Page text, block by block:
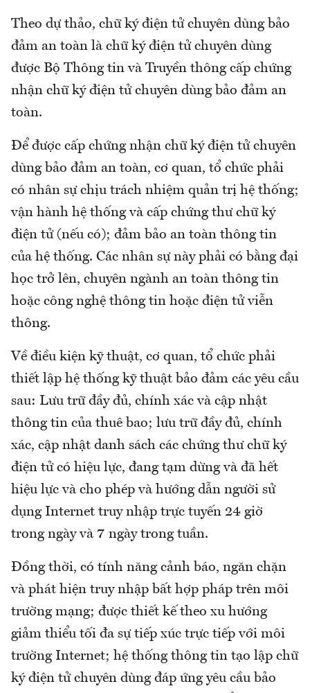
Theo dự thảo, chữ ký điện tử chuyên dùng bảo
đảm an toàn là chữ ký điện tử chuyên dùng
được Bộ Thông tin và Truyền thông cấp chứng
nhận chữ ký điện tử chuyên dùng bảo đảm an
toàn.
Để được cấp chứng nhận chữ ký điện tử chuyên
dùng bảo đảm an toàn, cơ quan, tổ chức phải
có nhân sự chịu trách nhiệm quản trị hệ thống;
vận hành hệ thống và cấp chứng thư chữ ký
điện tử (nếu có); đảm bảo an toàn thông tin
của hệ thống. Các nhân sự này phải có bằng đại
học trở lên, chuyên ngành an toàn thông tin
hoặc công nghệ thông tin hoặc điện tử viễn
thông.
Về điều kiện kỹ thuật, cơ quan, tổ chức phải
thiết lập hệ thống kỹ thuật bảo đảm các yêu cầu
sau: Lưu trữ đầy đủ, chính xác và cập nhật
thông tin của thuê bao; lưu trữ đầy đủ, chính
xác, cập nhật danh sách các chứng thư chữ ký
điện tử có hiệu lực, đang tạm dừng và đã hết
hiệu lực và cho phép và hướng dẫn người sử
dụng Internet truy nhập trực tuyến 24 giờ
trong ngày và 7 ngày trong tuần.
Đồng thời, có tính năng cảnh báo, ngăn chặn
và phát hiện truy nhập bất hợp pháp trên môi
trường mạng; được thiết kế theo xu hướng
giảm thiểu tối đa sự tiếp xúc trực tiếp với môi
trường Internet; hệ thống thông tin tạo lập chữ
ký điện tử chuyên dùng đáp ứng yêu cầu bảo